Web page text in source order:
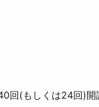
回(もしくは24回)開